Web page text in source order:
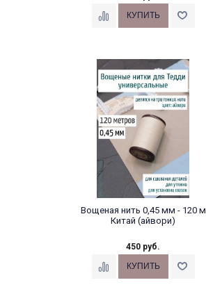
Вощеная нить 0,45 мм - 120 м
Китай (айвори)
450 руб.